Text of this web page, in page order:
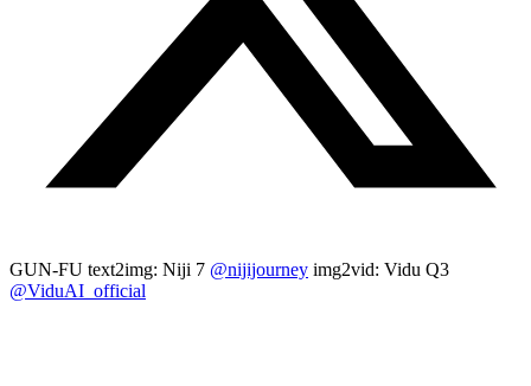
GUN-FU text2img: Niji 7 @nijijourney img2vid: Vidu Q3
@ViduAI_official